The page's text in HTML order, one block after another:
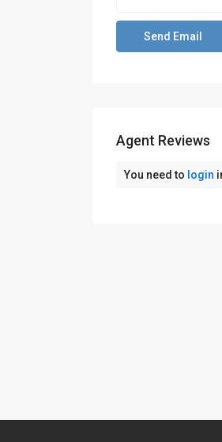
Agent Reviews
You need to login